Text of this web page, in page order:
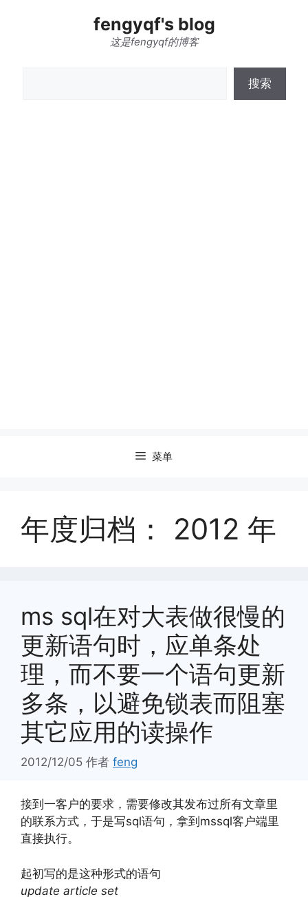
fengyqf's blog
这是fengyqf的博客
搜索
菜单
年度归档： 2012 年
ms sql在对大表做很慢的
更新语句时，应单条处
理，而不要一个语句更新
多条，以避免锁表而阻塞
其它应用的读操作
2012/12/05 作者 feng
接到一客户的要求，需要修改其发布过所有文章里
的联系方式，于是写sql语句，拿到mssql客户端里
直接执行。
起初写的是这种形式的语句
update article set